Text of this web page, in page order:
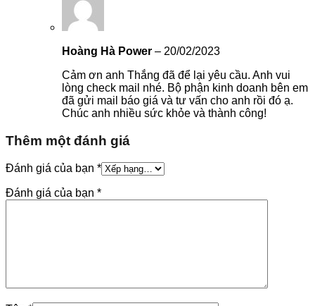
Hoàng Hà Power – 20/02/2023
Cảm ơn anh Thắng đã để lại yêu cầu. Anh vui
lòng check mail nhé. Bộ phận kinh doanh bên em
đã gửi mail báo giá và tư vấn cho anh rồi đó ạ.
Chúc anh nhiều sức khỏe và thành công!
Thêm một đánh giá
Đánh giá của bạn *
Đánh giá của bạn *